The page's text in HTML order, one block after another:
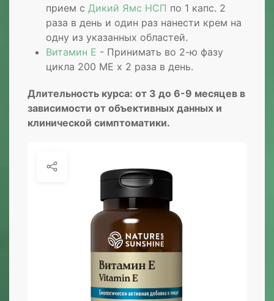
прием с Дикий Ямс НСП по 1 капс. 2
раза в день и один раз нанести крем на
одну из указанных областей.
Витамин E - Принимать во 2-ю фазу
цикла 200 ME х 2 раза в день.
Длительность курса: от 3 до 6-9 месяцев в
зависимости от объективных данных и
клинической симптоматики.